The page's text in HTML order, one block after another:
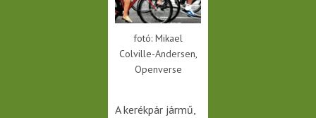
fotó: Mikael
Colville-Andersen,
Openverse
A kerékpár jármű,